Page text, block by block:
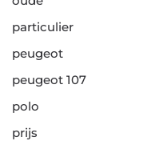
particulier
peugeot
peugeot 107
polo
prijs